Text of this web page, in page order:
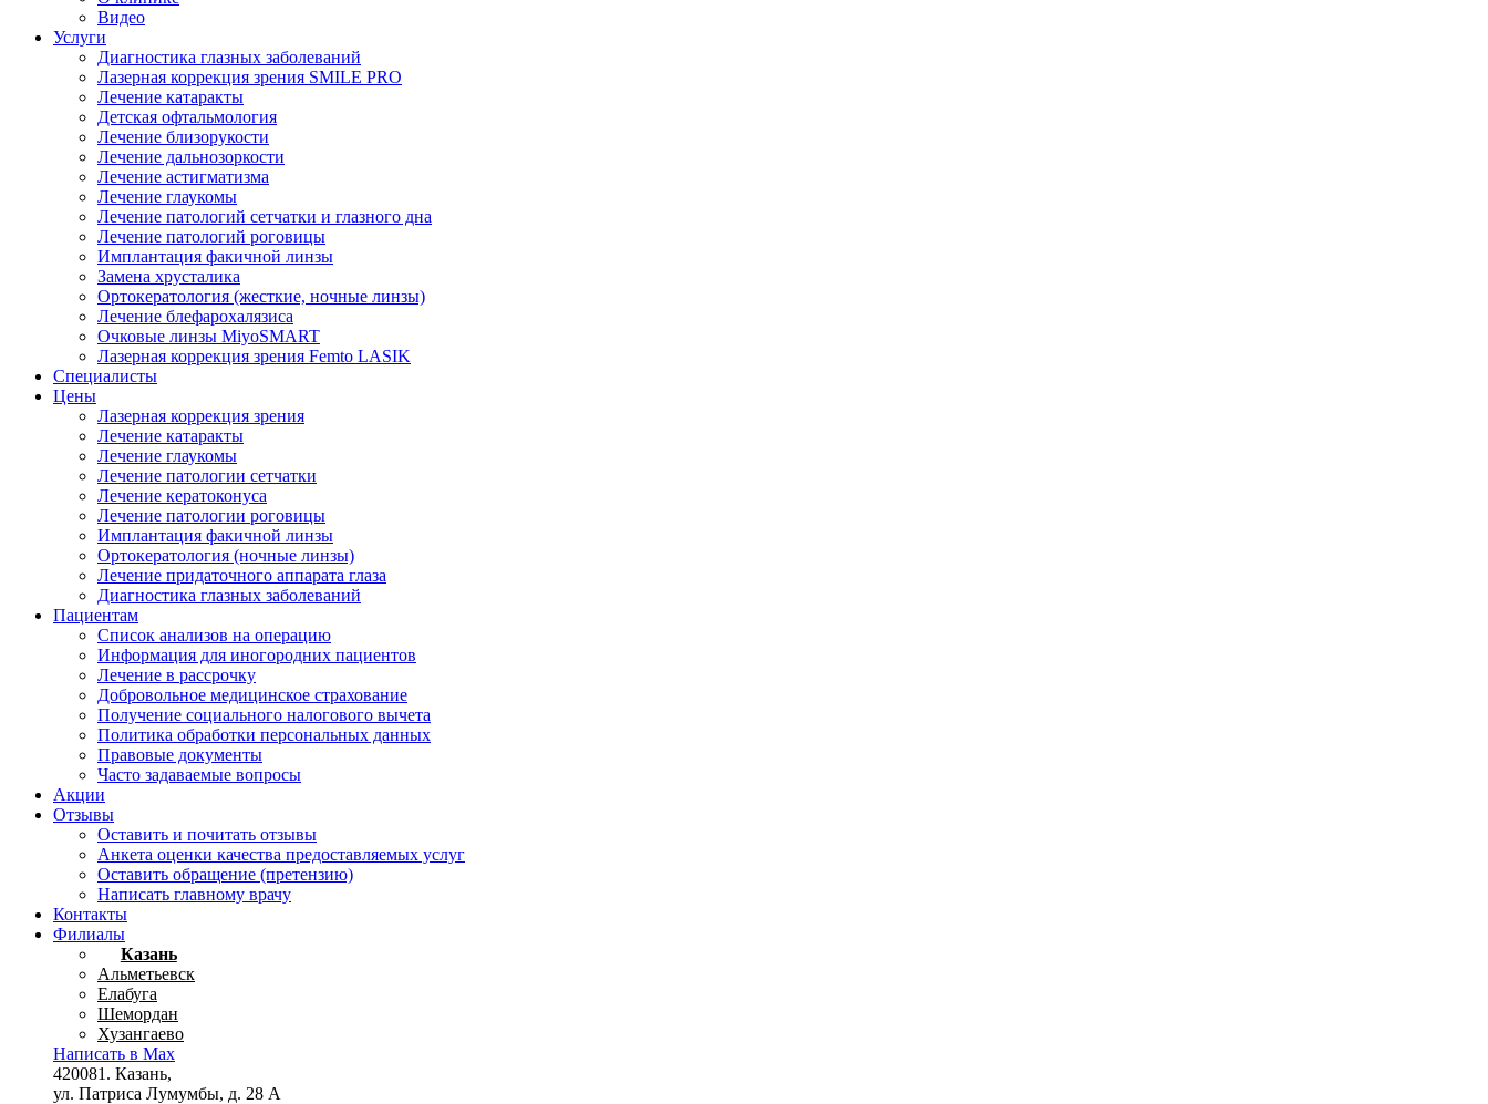
Видео
Услуги
Диагностика глазных заболеваний
Лазерная коррекция зрения SMILE PRO
Лечение катаракты
Детская офтальмология
Лечение близорукости
Лечение дальнозоркости
Лечение астигматизма
Лечение глаукомы
Лечение патологий сетчатки и глазного дна
Лечение патологий роговицы
Имплантация факичной линзы
Замена хрусталика
Ортокератология (жесткие, ночные линзы)
Лечение блефарохалязиса
Очковые линзы MiyoSMART
Лазерная коррекция зрения Femto LASIK
Специалисты
Цены
Лазерная коррекция зрения
Лечение катаракты
Лечение глаукомы
Лечение патологии сетчатки
Лечение кератоконуса
Лечение патологии роговицы
Имплантация факичной линзы
Ортокератология (ночные линзы)
Лечение придаточного аппарата глаза
Диагностика глазных заболеваний
Пациентам
Список анализов на операцию
Информация для иногородних пациентов
Лечение в рассрочку
Добровольное медицинское страхование
Получение социального налогового вычета
Политика обработки персональных данных
Правовые документы
Часто задаваемые вопросы
Акции
Отзывы
Оставить и почитать отзывы
Анкета оценки качества предоставляемых услуг
Оставить обращение (претензию)
Написать главному врачу
Контакты
Филиалы
Казань
Альметьевск
Елабуга
Шемордан
Хузангаево
Написать в Max
420081. Казань,
ул. Патриса Лумумбы, д. 28 А